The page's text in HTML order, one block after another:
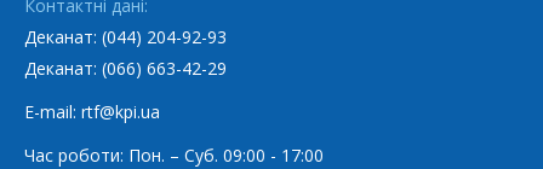
Контактні дані:
Деканат: (044) 204-92-93
Деканат: (066) 663-42-29
E-mail: rtf@kpi.ua
Час роботи: Пон. – Суб. 09:00 - 17:00